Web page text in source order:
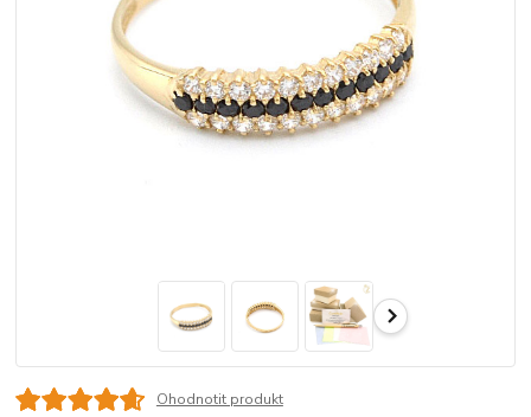
Ohodnotit produkt